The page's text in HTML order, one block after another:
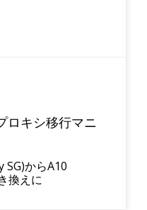
ロキシ移行マニ
SG)からA10
換えに